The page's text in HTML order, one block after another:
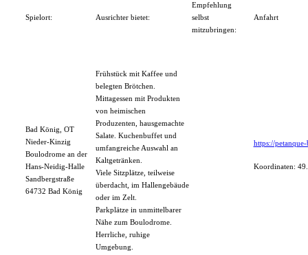
Spielort: Ausrichter bietet:
Empfehlung
selbst
mitzubringen:
Anfahrt
Bad König, OT
Nieder-Kinzig
Boulodrome an der
Hans-Neidig-Halle
Sandbergstraße
64732 Bad König
Frühstück mit Kaffee und
belegten Brötchen.
Mittagessen mit Produkten
von heimischen
Produzenten, hausgemachte
Salate. Kuchenbuffet und
umfangreiche Auswahl an
Kaltgetränken.
Viele Sitzplätze, teilweise
überdacht, im Hallengebäude
oder im Zelt.
Parkplätze in unmittelbarer
Nähe zum Boulodrome.
Herrliche, ruhige
Umgebung.
https://
Koordinaten: